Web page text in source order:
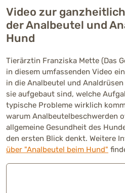
Video zur
der Analbeutel und
Hund
Tierärztin Franziska Mette (Das
in diesem umfassenden Video
in die Analbeutel und
sie aufgebaut sind, welche
typische Probleme wirklich
warum Analbeutelbeschwerden
allgemeine Gesundheit des
den ersten Blick denkt. Weitere
über "Analbeutel beim Hund"